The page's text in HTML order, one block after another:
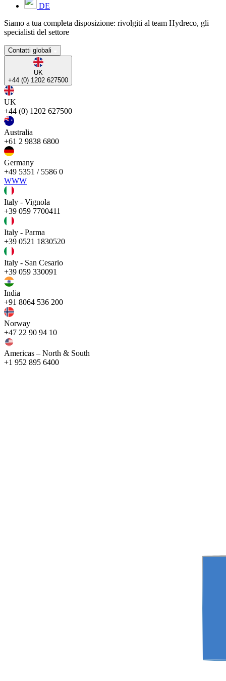
DE
Siamo a tua completa disposizione: rivolgiti al team Hydreco, gli
specialisti del settore
Contatti globali
UK
+44 (0) 1202 627500
UK
+44 (0) 1202 627500
Australia
+61 2 9838 6800
Germany
+49 5351 / 5586 0
WWW
Italy - Vignola
+39 059 7700411
Italy - Parma
+39 0521 1830520
Italy - San Cesario
+39 059 330091
India
+91 8064 536 200
Norway
+47 22 90 94 10
Americas – North & South
+1 952 895 6400